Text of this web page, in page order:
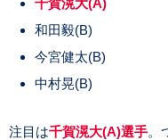
千賀滉大(A)
和田毅(B)
今宮健太(B)
中村晃(B)
注目は千賀滉大(A)選手。